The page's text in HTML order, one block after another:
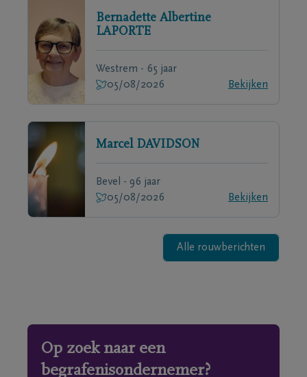
Bernadette Albertine
LAPORTE
Westrem - 65 jaar
05/08/2026
Bekijken
Marcel DAVIDSON
Bevel - 96 jaar
05/08/2026
Bekijken
Alle rouwberichten
Op zoek naar een
begrafenisondernemer?